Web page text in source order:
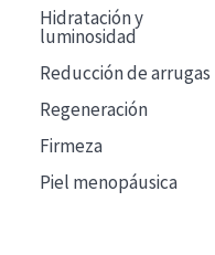
Hidratación y
luminosidad
Reducción de arrugas
Regeneración
Firmeza
Piel menopáusica